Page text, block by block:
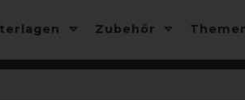
Zubehör